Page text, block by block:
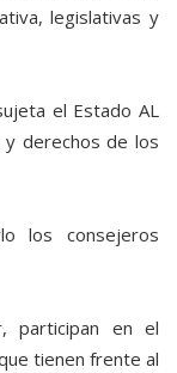
legislativas y
el Estado AL
derechos de los
los consejeros
participan en el
tienen frente al